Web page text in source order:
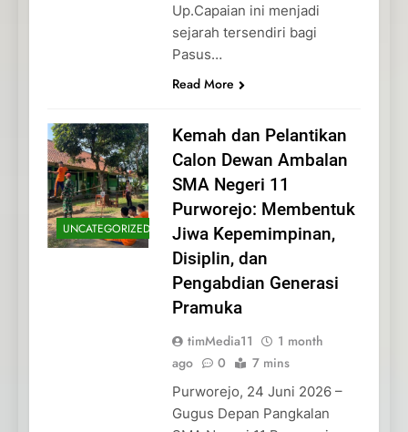
Up.Capaian ini menjadi
sejarah tersendiri bagi
Pasus…
Read More
UNCATEGORIZED
Kemah dan Pelantikan
Calon Dewan Ambalan
SMA Negeri 11
Purworejo: Membentuk
Jiwa Kepemimpinan,
Disiplin, dan
Pengabdian Generasi
Pramuka
timMedia11
1 month
ago
0 7 mins
Purworejo, 24 Juni 2026 –
Gugus Depan Pangkalan